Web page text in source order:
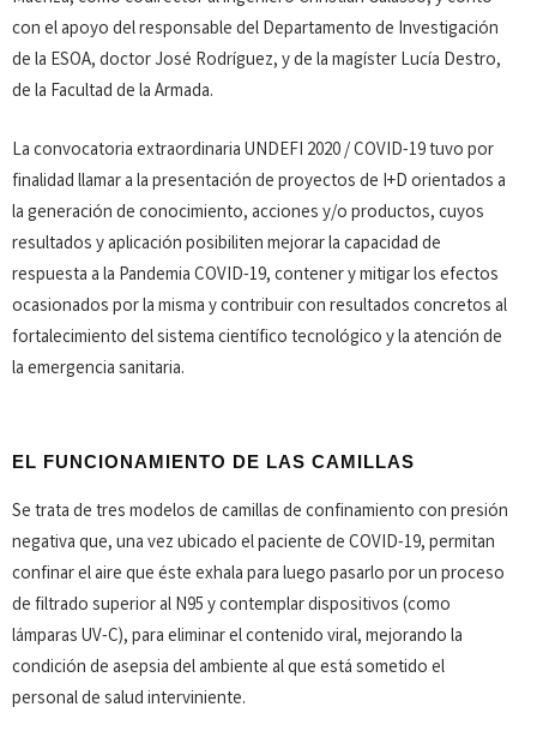
con el apoyo del responsable del Departamento de Investigación
de la ESOA, doctor José Rodríguez, y de la magíster Lucía Destro,
de la Facultad de la Armada.
La convocatoria extraordinaria UNDEFI 2020 / COVID-19 tuvo por
finalidad llamar a la presentación de proyectos de I+D orientados a
la generación de conocimiento, acciones y/o productos, cuyos
resultados y aplicación posibiliten mejorar la capacidad de
respuesta a la Pandemia COVID-19, contener y mitigar los efectos
ocasionados por la misma y contribuir con resultados concretos al
fortalecimiento del sistema científico tecnológico y la atención de
la emergencia sanitaria.
EL FUNCIONAMIENTO DE LAS CAMILLAS
Se trata de tres modelos de camillas de confinamiento con presión
negativa que, una vez ubicado el paciente de COVID-19, permitan
confinar el aire que éste exhala para luego pasarlo por un proceso
de filtrado superior al N95 y contemplar dispositivos (como
lámparas UV-C), para eliminar el contenido viral, mejorando la
condición de asepsia del ambiente al que está sometido el
personal de salud interviniente.